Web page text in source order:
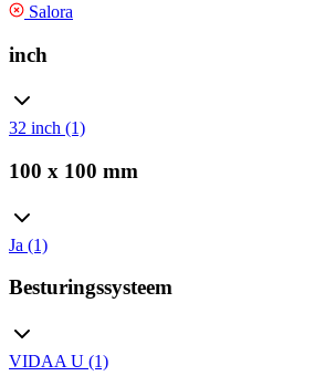
Salora
inch
32 inch (1)
100 x 100 mm
Ja (1)
Besturingssysteem
VIDAA U (1)